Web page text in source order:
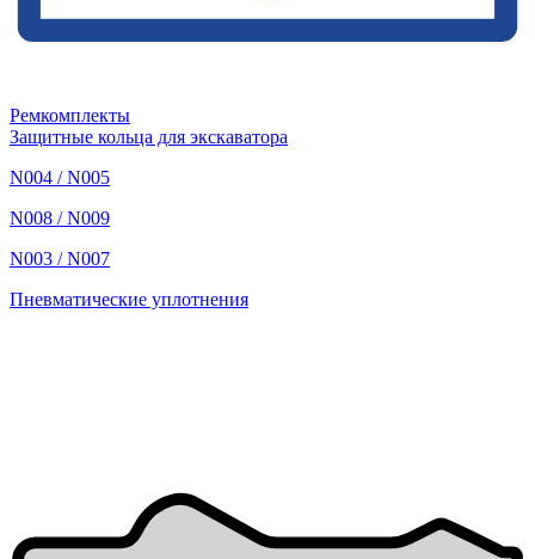
Ремкомплекты
Защитные кольца для экскаватора
N004 / N005
N008 / N009
N003 / N007
Пневматические уплотнения